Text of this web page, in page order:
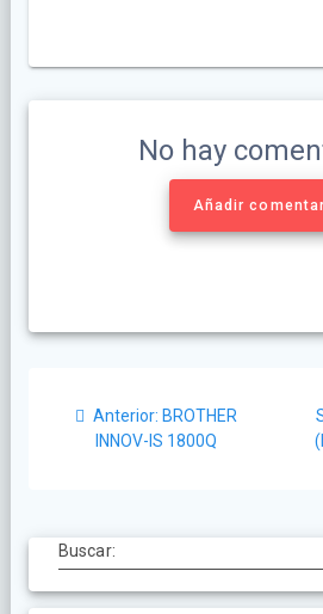
No hay
Añadir
Anterior: BROTHER
INNOV-IS 1800Q
Buscar: